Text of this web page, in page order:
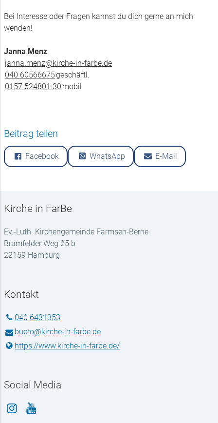
Bei Interesse oder Fragen kannst du dich gerne an mich
wenden!
Janna Menz
janna.​menz@​kirche-in-farbe.​de
040 60566675geschäftl.
0157 524801 30 mobil
Beitrag teilen
Facebook WhatsApp E-Mail
Kirche in FarBe
Ev.-Luth. Kirchengemeinde Farmsen-Berne
Bramfelder Weg 25 b
22159 Hamburg
Kontakt
040 6431353
buero@​kirche-in-farbe.​de
https://www.​kirche-in-farbe.​de/
Social Media